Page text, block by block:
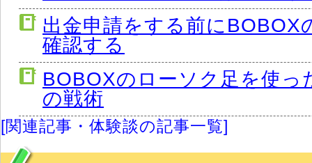
出金申請をする前にBOBOX
確認する
BOBOXのローソク足を使っ
の戦術
[関連記事・体験談の記事一覧]